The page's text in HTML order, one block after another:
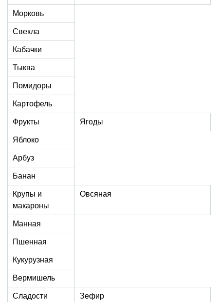
Морковь
Свекла
Кабачки
Тыква
Помидоры
Картофель
Фрукты Ягоды
Яблоко
Арбуз
Банан
Крупы и
макароны
Овсяная
Манная
Пшенная
Кукурузная
Вермишель
Сладости Зефир